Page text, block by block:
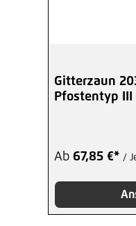
Gitterzaun
Pfostentyp III
Ab 67,85 €* /